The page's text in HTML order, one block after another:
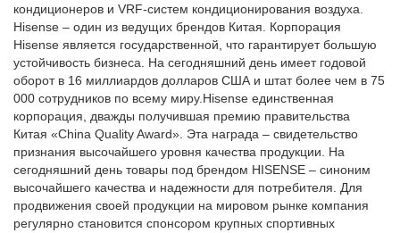
кондиционеров и VRF-систем кондиционирования воздуха.
Hisense – один из ведущих брендов Китая. Корпорация
Hisense является государственной, что гарантирует большую
устойчивость бизнеса. На сегодняшний день имеет годовой
оборот в 16 миллиардов долларов США и штат более чем в 75
000 сотрудников по всему миру.Hisense единственная
корпорация, дважды получившая премию правительства
Китая «China Quality Award». Эта награда – свидетельство
признания высочайшего уровня качества продукции. На
сегодняшний день товары под брендом HISENSE – синоним
высочайшего качества и надежности для потребителя. Для
продвижения своей продукции на мировом рынке компания
регулярно становится спонсором крупных спортивных